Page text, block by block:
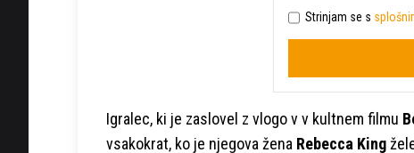
Strinjam se s
Igralec, ki je zaslovel z vlogo v v kultnem filmu
vsakokrat, ko je njegova žena Rebecca King